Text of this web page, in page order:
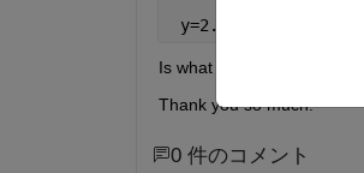
y=2.123
Is what i'm doing write ?
Thank you so much.
0 件のコメント